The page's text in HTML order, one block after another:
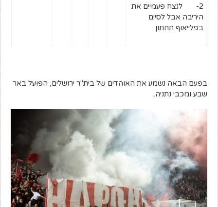
2- לנצח פעמיים את
היריבה אבל לסיים
בפלייאוף תחתון
בפעם הבאה נשמע את האוהדים של בית"ר ירושלים, הפועל באר
שבע ומכבי נתניה.